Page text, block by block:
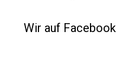
Wir auf Facebook